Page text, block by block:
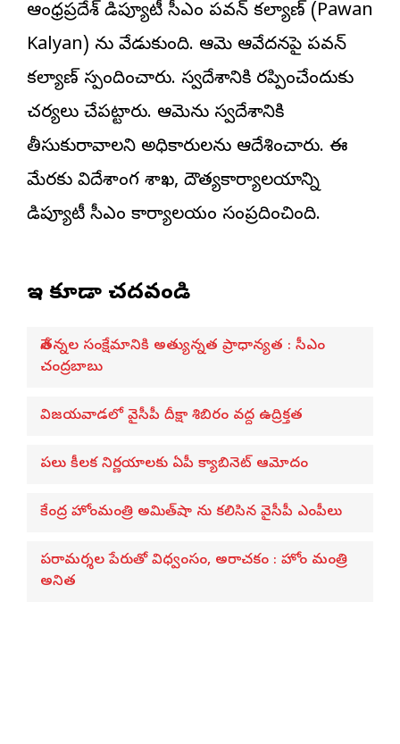
ఆంధ్రప్రదేశ్ డిప్యూటీ సీఎం పవన్ కల్యాణ్ (Pawan
Kalyan) ను వేడుకుంది. ఆమె ఆవేదనపై పవన్
కల్యాణ్ స్పందించారు. స్వదేశానికి రప్పించేందుకు
చర్యలు చేపట్టారు. ఆమెను స్వదేశానికి
తీసుకురావాలని అధికారులను ఆదేశించారు. ఈ
మేరకు విదేశాంగ శాఖ, దౌత్యకార్యాలయాన్ని
డిప్యూటీ సీఎం కార్యాలయం సంప్రదించింది.
ఇవి కూడా చదవండి
నేతన్నల సంక్షేమానికి అత్యున్నత ప్రాధాన్యత : సీఎం
చంద్రబాబు
విజయవాడలో వైసీపీ దీక్షా శిబిరం వద్ద ఉద్రిక్తత
పలు కీలక నిర్ణయాలకు ఏపీ క్యాబినెట్ ఆమోదం
కేంద్ర హోంమంత్రి అమిత్‌షా ను కలిసిన వైసీపీ ఎంపీలు
పరామర్శల పేరుతో విధ్వంసం, అరాచకం : హోం మంత్రి
అనిత